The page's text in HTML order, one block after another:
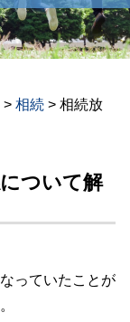
> 相続 > 相続放
ついて解
っていたことが